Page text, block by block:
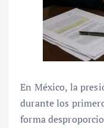
En México, la
durante los
forma